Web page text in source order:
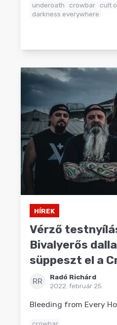
underoath crowbar cult
darkness everywhere
HÍREK
Vérző
Bivalyerős
süppeszt el a
RR
Radó Richárd
2022. február 25.
Bleeding from Every